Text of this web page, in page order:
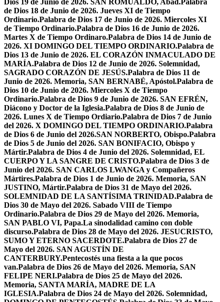
Dios 19 de Junio de 2026. SAN ROMUALDO, Abad.Palabra
de Dios 18 de Junio de 2026. Jueves XI de Tiempo
Ordinario.Palabra de Dios 17 de Junio de 2026. Miercoles XI
de Tiempo Ordinario.Palabra de Dios 16 de Junio de 2026.
Martes X de Tiempo Ordinaro.Palabra de Dios 14 de Junio de
2026. XI DOMINGO DEL TIEMPO ORDINARIO.Palabra de
Dios 13 de Junio de 2026. EL CORAZÓN INMACULADO DE
MARÍA.Palabra de Dios 12 de Junio de 2026. Solemnidad,
SAGRADO CORAZÓN DE JESÚS.Palabra de Dios 11 de
Junio de 2026. Memoria, SAN BERNABÉ, Apóstol.Palabra de
Dios 10 de Junio de 2026. Miercoles X de Tiempo
Ordinario.Palabra de Dios 9 de Junio de 2026. SAN EFRÉN,
Diácono y Doctor de la Iglesia.Palabra de Dios 8 de Junio de
2026. Lunes X de Tiempo Ordiario.Palabra de Dios 7 de Junio
del 2026. X DOMINGO DEL TIEMPO ORDINARIO.Palabra
de Dios 6 de Junio del 2026.SAN NORBERTO, Obispo.Palabra
de Dios 5 de Junio del 2026. SAN BONIFACIO, Obispo y
Mártir.Palabra de Dios 4 de Junio del 2026. Solemnidad, EL
CUERPO Y LA SANGRE DE CRISTO.Palabra de Dios 3 de
Junio del 2026. SAN CARLOS LWANGA y Compañeros
Mártires.Palabra de Dios 1 de Junio de 2026. Memoria, SAN
JUSTINO, Mártir.Palabra de Dios 31 de Mayo del 2026.
SOLEMNIDAD DE LA SANTÍSIMA TRINIDAD.Palabra de
Dios 30 de Mayo del 2026. Sabado VIII de Tiempo
Ordinario.Palabra de Dios 29 de Mayo del 2026. Memoria,
SAN PABLO VI, Papa.La sinodalidad camino con doble
discurso.Palabra de Dios 28 de Mayo del 2026. JESUCRISTO,
SUMO Y ETERNO SACERDOTE.Palabra de Dios 27 de
Mayo del 2026. SAN AGUSTÍN DE
CANTERBURY.Pentecostés una fiesta a la que pocos
van.Palabra de Dios 26 de Mayo del 2026. Memoria, SAN
FELIPE NERI.Palabra de Dios 25 de Mayo del 2026.
Memoria, SANTA MARÍA, MADRE DE LA
IGLESIA.Palabra de Dios 24 de Mayo del 2026. Solemnidad,